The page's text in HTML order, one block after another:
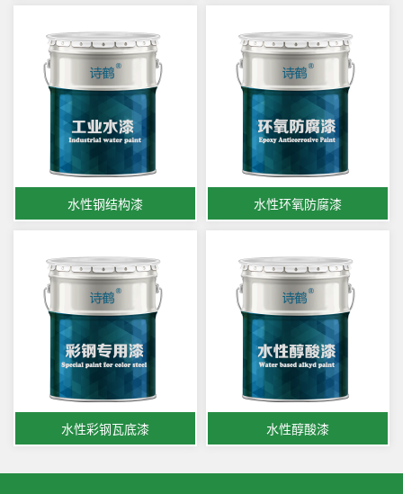
水性钢结构漆 水性环氧防腐漆
水性彩钢瓦底漆 水性醇酸漆